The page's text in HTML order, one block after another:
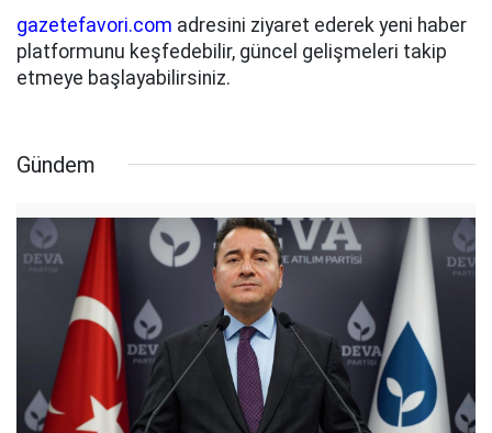
gazetefavori.com adresini ziyaret ederek yeni haber
platformunu keşfedebilir, güncel gelişmeleri takip
etmeye başlayabilirsiniz.
Gündem